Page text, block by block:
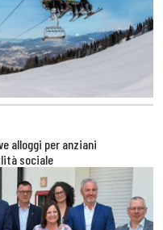
alloggi per anziani
sociale